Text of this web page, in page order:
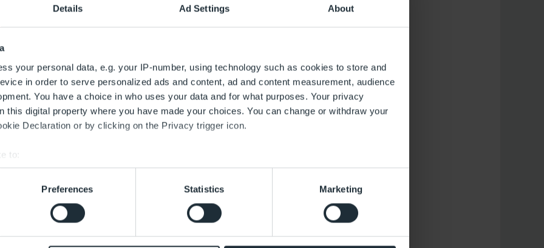
Details Ad Settings About
your personal data, e.g. your IP-number, using technology such as cookies to store and
in order to serve personalized ads and content, ad and content measurement, audience
You have a choice in who uses your data and for what purposes. Your privacy
this digital property where you have made your choices. You can change or withdraw your
Declaration or by clicking on the Privacy trigger icon.
to:
your geographical location which can be accurate to within several meters
actively scanning it for specific characteristics (fingerprinting)
personal data is processed and set your preferences in the
at any time whether to accept cookies that help improve the performance of the
Preferences Statistics Marketing
Rand von
damit die Starts, die
erfolgen.
April 818 Mal
wurde im
aufgrund der
in Rotberg
Starts von der